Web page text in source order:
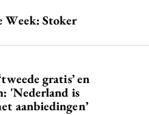
Week: Stoker
gratis’ en
'Nederland is
aanbiedingen’